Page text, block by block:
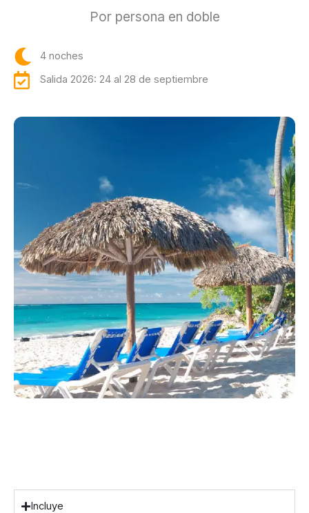
Por persona en doble
4 noches
Salida 2026: 24 al 28 de septiembre
Incluye